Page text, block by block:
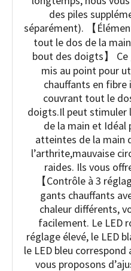
des piles
séparément). 【
tout le dos de la
bout des doigts】
mis au point pour
chauffants en
couvrant tout le
doigts.Il peut stimuler
de la main et Idéal
atteintes de la main
l’arthrite,mauvaise
raides. Ils vous
【Contrôle à 3
gants chauffants
chaleur différents,
facilement. Le LED
réglage élevé, le LED
le LED bleu
vous proposons